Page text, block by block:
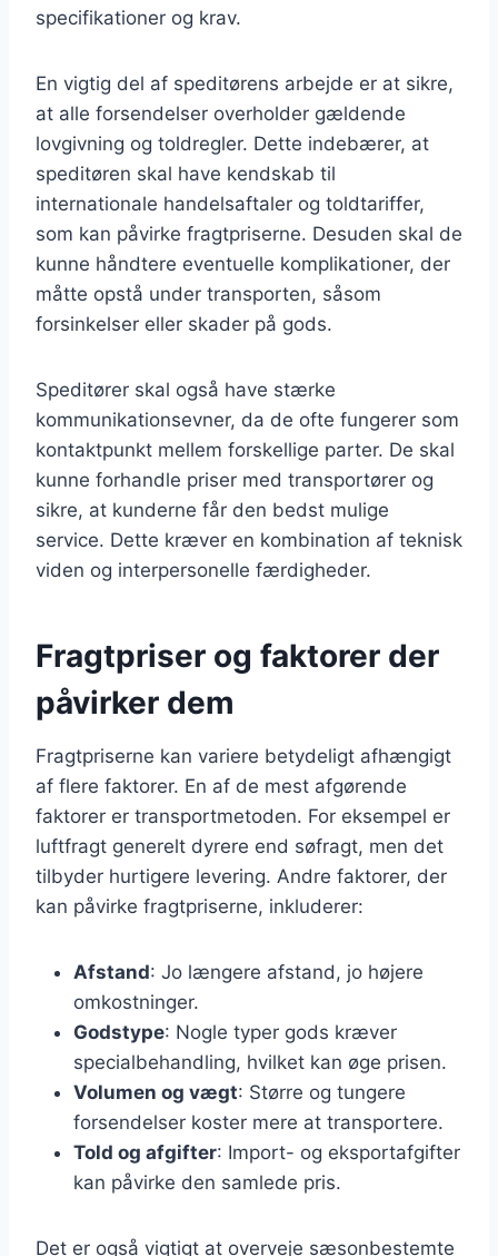
specifikationer og krav.
En vigtig del af speditørens arbejde er at sikre,
at alle forsendelser overholder gældende
lovgivning og toldregler. Dette indebærer, at
speditøren skal have kendskab til
internationale handelsaftaler og toldtariffer,
som kan påvirke fragtpriserne. Desuden skal de
kunne håndtere eventuelle komplikationer, der
måtte opstå under transporten, såsom
forsinkelser eller skader på gods.
Speditører skal også have stærke
kommunikationsevner, da de ofte fungerer som
kontaktpunkt mellem forskellige parter. De skal
kunne forhandle priser med transportører og
sikre, at kunderne får den bedst mulige
service. Dette kræver en kombination af teknisk
viden og interpersonelle færdigheder.
Fragtpriser og faktorer der
påvirker dem
Fragtpriserne kan variere betydeligt afhængigt
af flere faktorer. En af de mest afgørende
faktorer er transportmetoden. For eksempel er
luftfragt generelt dyrere end søfragt, men det
tilbyder hurtigere levering. Andre faktorer, der
kan påvirke fragtpriserne, inkluderer:
Afstand: Jo længere afstand, jo højere
omkostninger.
Godstype: Nogle typer gods kræver
specialbehandling, hvilket kan øge prisen.
Volumen og vægt: Større og tungere
forsendelser koster mere at transportere.
Told og afgifter: Import- og eksportafgifter
kan påvirke den samlede pris.
Det er også vigtigt at overveje sæsonbestemte